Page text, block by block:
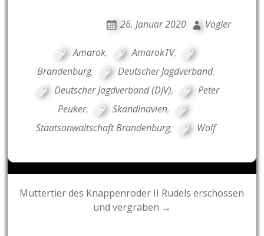
26. Januar 2020 Vogler
Amarok, AmarokTV,
Brandenburg, Deutscher Jagdverband,
Deutscher Jagdverband (DJV),
Peter
Peuker, Skandinavien,
Staatsanwaltschaft Brandenburg, Wolf
Post
navigation
Muttertier des Knappenroder II Rudels erschossen
und vergraben →